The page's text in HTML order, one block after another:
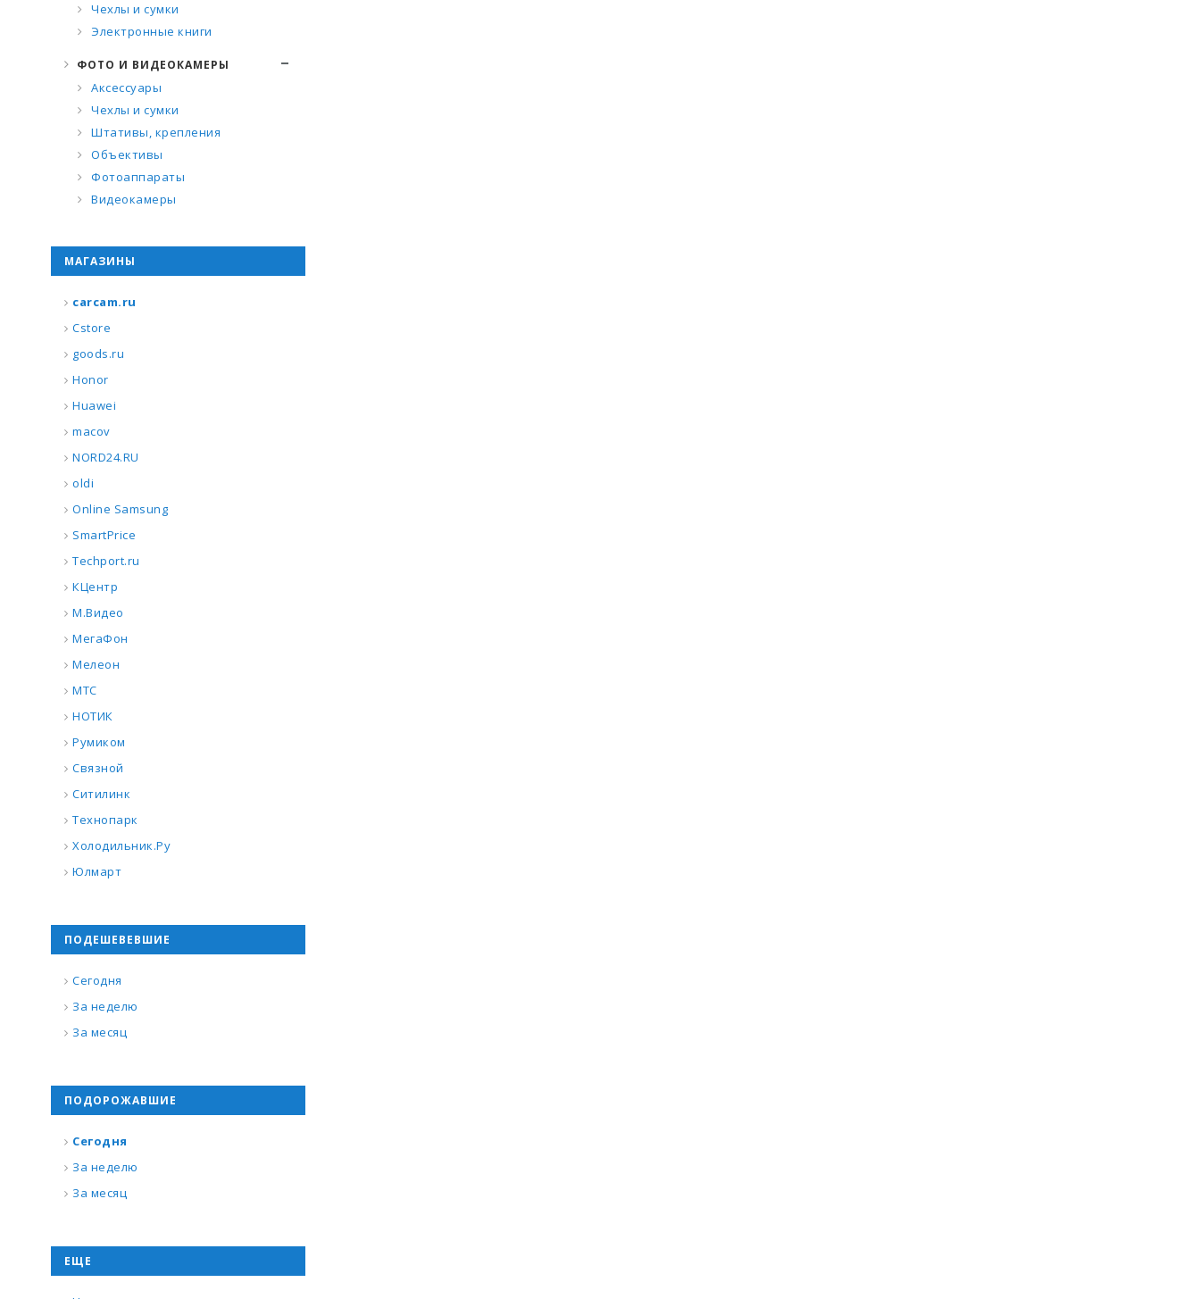
Чехлы и сумки
Электронные книги
ФОТО И ВИДЕОКАМЕРЫ
Аксессуары
Чехлы и сумки
Штативы, крепления
Объективы
Фотоаппараты
Видеокамеры
МАГАЗИНЫ
carcam.ru
Cstore
goods.ru
Honor
Huawei
macov
NORD24.RU
oldi
Online Samsung
SmartPrice
Techport.ru
КЦентр
М.Видео
МегаФон
Мелеон
МТС
НОТИК
Румиком
Связной
Ситилинк
Технопарк
Холодильник.Ру
Юлмарт
ПОДЕШЕВЕВШИЕ
Сегодня
За неделю
За месяц
ПОДОРОЖАВШИЕ
Сегодня
За неделю
За месяц
ЕЩЕ